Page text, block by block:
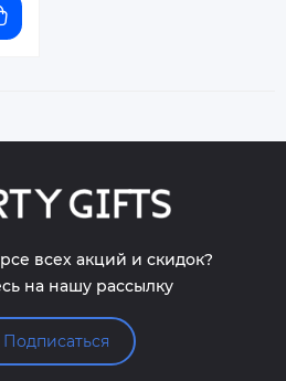
всех акций и скидок?
на нашу рассылку
Подписаться